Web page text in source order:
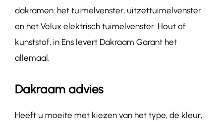
dakramen: het tuimelvenster, uitzettuimelvenster
en het Velux elektrisch tuimelvenster. Hout of
kunststof, in Ens levert Dakraam Garant het
allemaal.
Dakraam advies
Heeft u moeite met kiezen van het type, de kleur,